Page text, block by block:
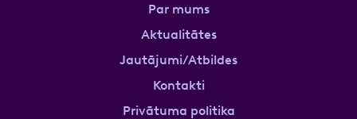
Par mums
Aktualitātes
Jautājumi/Atbildes
Kontakti
Privātuma politika